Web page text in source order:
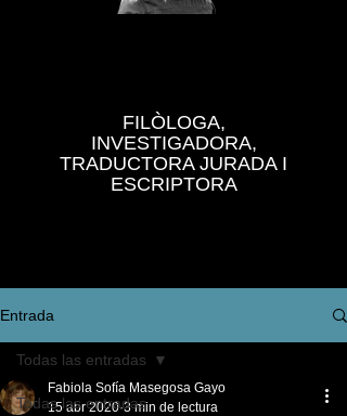
FILÒLOGA,
INVESTIGADORA,
TRADUCTORA JURADA I
ESCRIPTORA
Entrada
Todas las entradas
Todas las entradas
Fabiola Sofía Masegosa Gayo
15 abr 2020 3 min de lectura